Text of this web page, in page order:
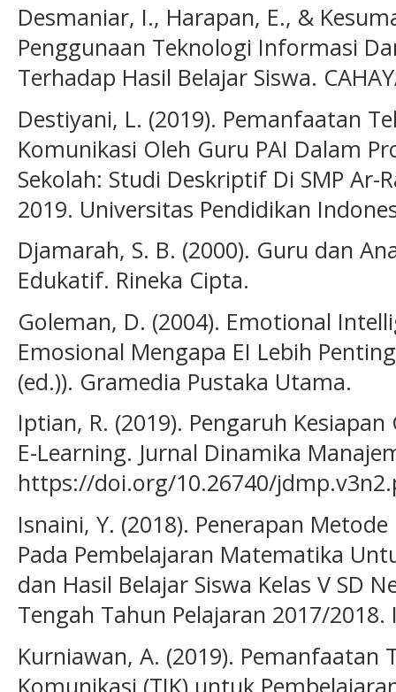
Desmaniar, I., Harapan, E., &
Penggunaan Teknologi Informasi
Terhadap Hasil Belajar Siswa.
Destiyani, L. (2019). Pemanfaatan
Komunikasi Oleh Guru PAI Dalam
Sekolah: Studi Deskriptif Di SMP Ar-
2019. Universitas Pendidikan
Djamarah, S. B. (2000). Guru dan
Edukatif. Rineka Cipta.
Goleman, D. (2004). Emotional
Emosional Mengapa EI Lebih
(ed.)). Gramedia Pustaka Utama.
Iptian, R. (2019). Pengaruh
E-Learning. Jurnal Dinamika
https://doi.org/10.26740/
Isnaini, Y. (2018). Penerapan
Pada Pembelajaran Matematika
dan Hasil Belajar Siswa Kelas V SD
Tengah Tahun Pelajaran 2017/
Kurniawan, A. (2019).
Komunikasi (TIK) untuk